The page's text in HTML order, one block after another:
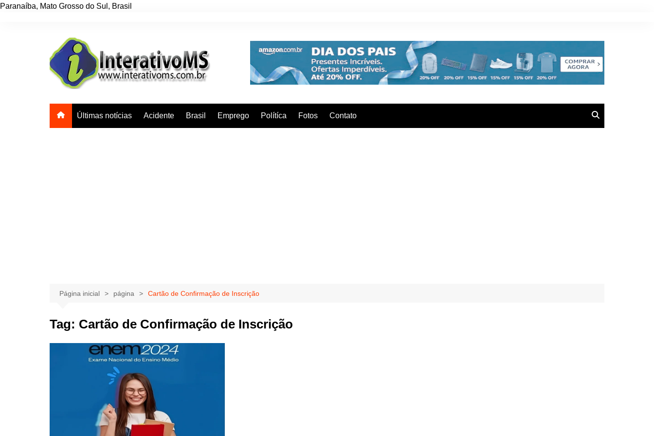
Paranaíba, Mato Grosso do Sul , Brasil
Últimas notícias Acidente Brasil Emprego Polítíca Fotos Contato
Página inicial página Cartão de Confirmação de Inscrição
Tag: Cartão de Confirmação de Inscrição